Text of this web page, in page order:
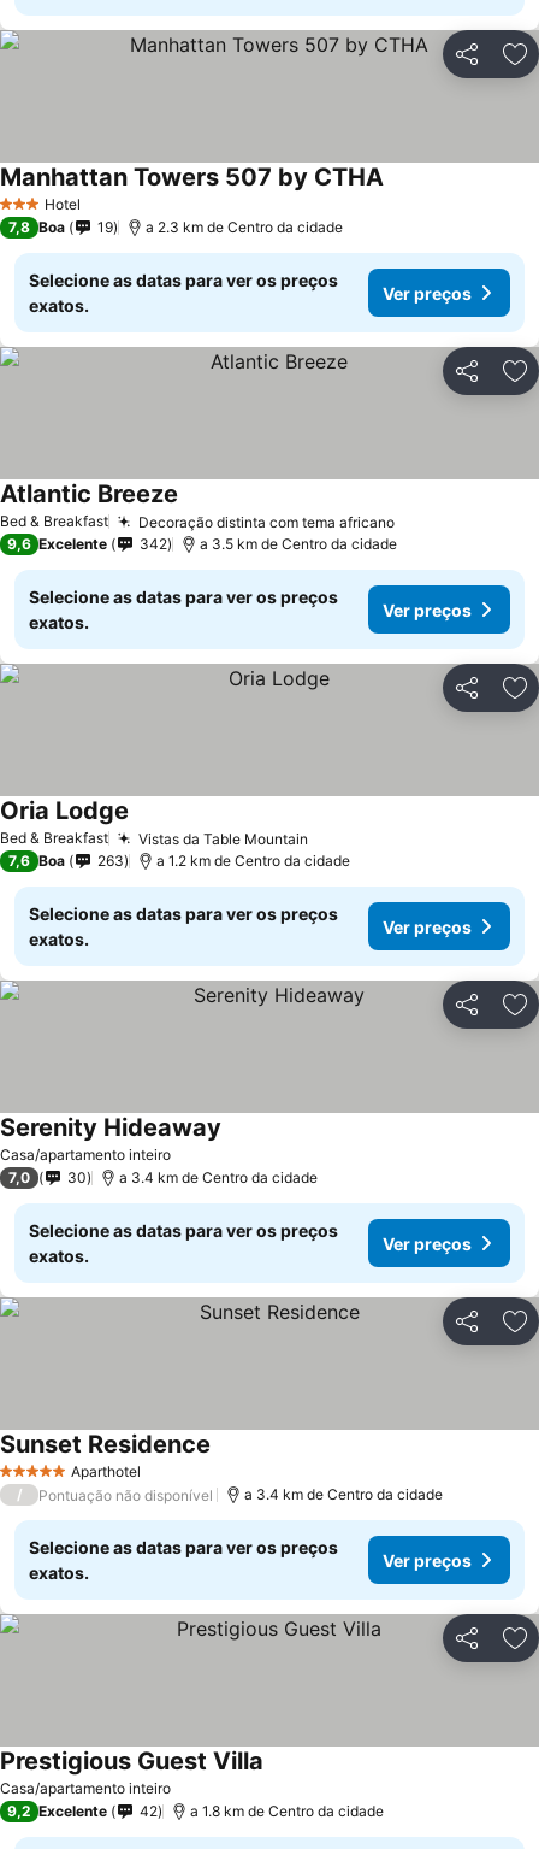
Partilhar
3 EstrelasHotel
Manhattan Towers 507 by CTHA
7,8 Boa 19 a 2.3 km de Centro da cidade
Selecione as datas para ver os preços
exatos.
Ver preços
Partilhar
Bed & Breakfast Decoração distinta com tema africano
Atlantic Breeze
9,6 Excelente 342 a 3.5 km de Centro da cidade
Selecione as datas para ver os preços
exatos.
Ver preços
Partilhar
Bed & Breakfast Vistas da Table Mountain
Oria Lodge
7,6 Boa 263 a 1.2 km de Centro da cidade
Selecione as datas para ver os preços
exatos.
Ver preços
Partilhar
Casa/apartamento inteiro
Serenity Hideaway
7,0 30 a 3.4 km de Centro da cidade
Selecione as datas para ver os preços
exatos.
Ver preços
Partilhar
5 Estrelas Aparthotel
Sunset Residence
/ Pontuação não disponível a 3.4 km de Centro da cidade
Selecione as datas para ver os preços
exatos.
Ver preços
Partilhar
Casa/apartamento inteiro
Prestigious Guest Villa
9,2 Excelente 42 a 1.8 km de Centro da cidade